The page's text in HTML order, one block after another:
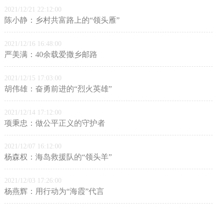
2021/12/21 22:12:00
陈小静：乡村共富路上的“领头雁”
2021/12/16 16:48:00
严美满：40余载爱撒乡邮路
2021/12/15 17:03:00
胡伟雄：奋勇前进的“烈火英雄”
2021/12/14 17:12:00
项秉忠：做公平正义的守护者
2021/12/07 16:12:00
杨森权：海岛救援队的“领头羊”
2021/12/03 17:26:00
杨燕辉：用行动为“海霞”代言